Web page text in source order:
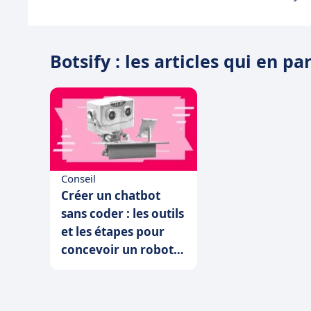
Botsify : les articles qui en
Conseil
Créer un chatbot
sans coder : les outils
et les étapes pour
concevoir un robot